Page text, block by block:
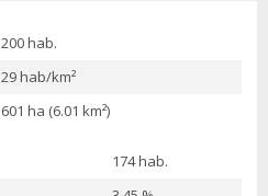
200 hab.
29 hab/km²
601 ha (6.01 km²)
174 hab.